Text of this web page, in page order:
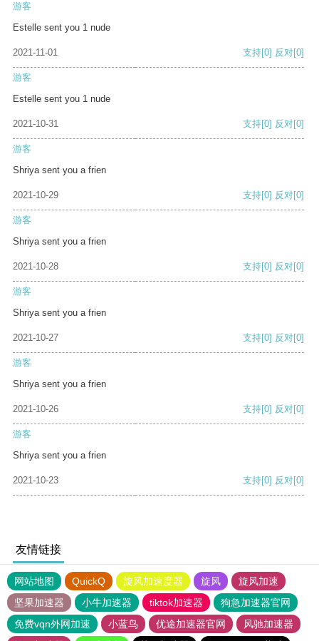
游客
Estelle sent you 1 nude
2021-11-01 支持[0] 反对[0]
游客
Estelle sent you 1 nude
2021-10-31 支持[0] 反对[0]
游客
Shriya sent you a frien
2021-10-29 支持[0] 反对[0]
游客
Shriya sent you a frien
2021-10-28 支持[0] 反对[0]
游客
Shriya sent you a frien
2021-10-27 支持[0] 反对[0]
游客
Shriya sent you a frien
2021-10-26 支持[0] 反对[0]
游客
Shriya sent you a frien
2021-10-23 支持[0] 反对[0]
友情链接
网站地图 QuickQ 旋风加速度器 旋风
旋风加速
坚果加速器
小牛加速器 tiktok加速器
狗急加速器官网
免费vqn外网加速
小蓝鸟 优途加速器官网
风驰加速器